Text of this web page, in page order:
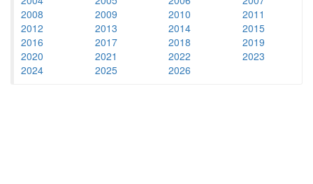
2008
2009 2010
2011
2012
2013 2014
2015
2016
2017 2018
2019
2020
2021 2022
2023
2024
2025 2026